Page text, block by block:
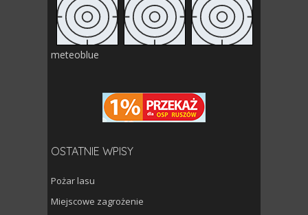
meteoblue
OSTATNIE WPISY
Pożar lasu
Miejscowe zagrożenie